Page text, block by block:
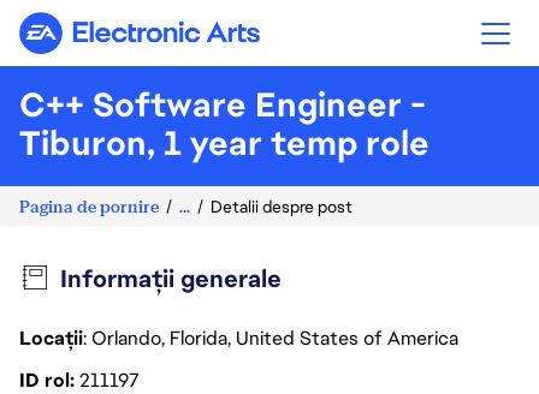
Electronic Arts
C++ Software Engineer -
Tiburon, 1 year temp role
Pagina de pornire ... Detalii despre post
Informații generale
Locații: Orlando, Florida, United States of America
ID rol211197